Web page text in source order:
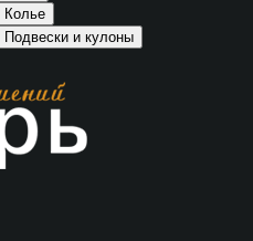
Колье
Подвески и кулоны